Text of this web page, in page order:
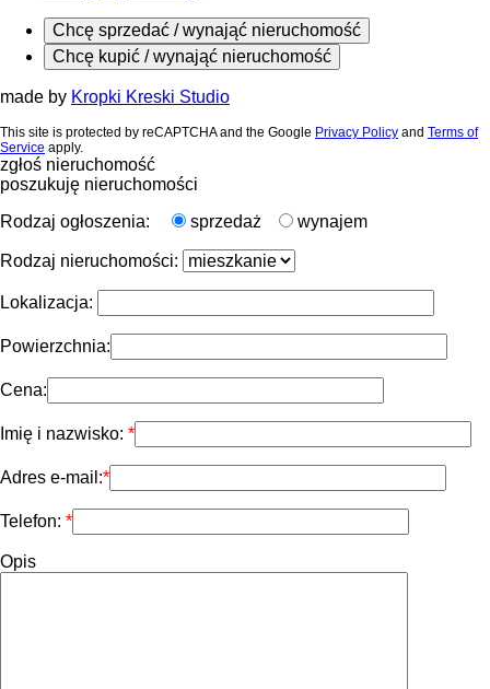
Chcę sprzedać / wynająć nieruchomość
Chcę kupić / wynająć nieruchomość
made by Kropki Kreski Studio
This site is protected by reCAPTCHA and the Google Privacy Policy and Terms of
Service apply.
zgłoś nieruchomość
poszukuję nieruchomości
Rodzaj ogłoszenia:
sprzedaż wynajem
Rodzaj nieruchomości:
Lokalizacja:
Powierzchnia:
Cena:
Imię i nazwisko:
Adres e-mail:
Telefon:
Opis